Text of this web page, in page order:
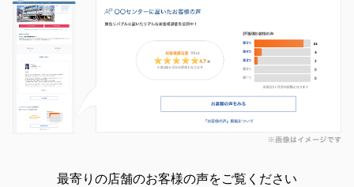
最寄りの店舗のお客様の声をご覧ください